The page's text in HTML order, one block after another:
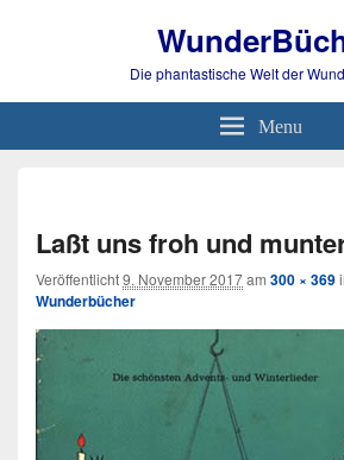
Die phantastische Welt der
Menu
Laßt uns froh und
Veröffentlicht9. November 2017am 300 × 369
Wunderbücher